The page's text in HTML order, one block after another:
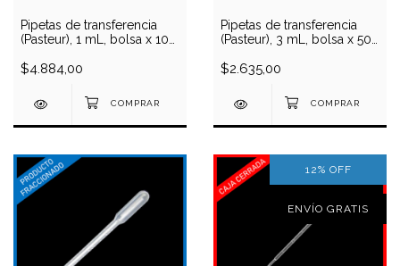
Pipetas de transferencia
(Pasteur), 1 mL, bolsa x 100
$4.884,00
Pipetas de transferencia
(Pasteur), 3 mL, bolsa x 50
$2.635,00
12% OFF
ENVÍO GRATIS